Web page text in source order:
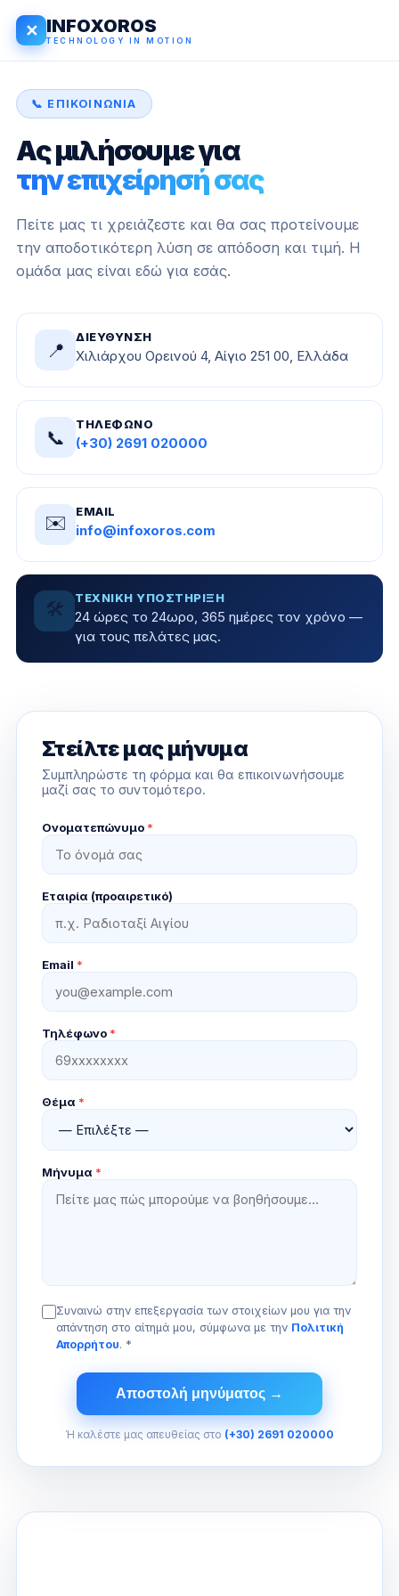
✕ INFOXOROS
TECHNOLOGY IN MOTION
📞 ΕΠΙΚΟΙΝΩΝΊΑ
Ας μιλήσουμε για
την επιχείρησή σας
Πείτε μας τι χρειάζεστε και θα σας προτείνουμε
την αποδοτικότερη λύση σε απόδοση και τιμή. Η
ομάδα μας είναι εδώ για εσάς.
📍
ΔΙΕΎΘΥΝΣΗ
Χιλιάρχου Ορεινού 4, Αίγιο 251 00, Ελλάδα
📞
ΤΗΛΈΦΩΝΟ
(+30) 2691 020000
✉️ EMAIL
info@infoxoros.com
🛠 ΤΕΧΝΙΚΉ ΥΠΟΣΤΉΡΙΞΗ
24 ώρες το 24ωρο, 365 ημέρες τον χρόνο —
για τους πελάτες μας.
Στείλτε μας μήνυμα
Συμπληρώστε τη φόρμα και θα επικοινωνήσουμε
μαζί σας το συντομότερο.
Ονοματεπώνυμο *
Εταιρία (προαιρετικό)
Email *
Τηλέφωνο *
Θέμα *
Μήνυμα *
Συναινώ στην επεξεργασία των στοιχείων μου για την
απάντηση στο αίτημά μου, σύμφωνα με την Πολιτική
Απορρήτου. *
Αποστολή μηνύματος →
Ή καλέστε μας απευθείας στο (+30) 2691 020000